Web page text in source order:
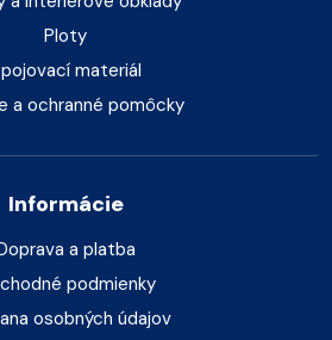
Ploty
materiál
a ochranné pomôcky
Informácie
a platba
podmienky
osobných údajov